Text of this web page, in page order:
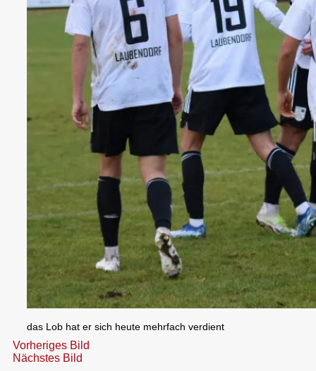
das Lob hat er sich heute mehrfach verdient
Vorheriges Bild
Nächstes Bild